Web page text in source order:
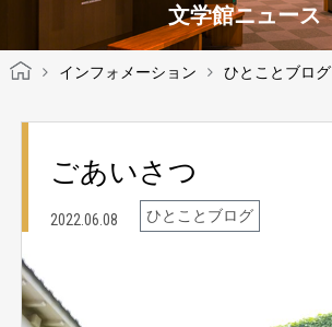
文学館ニュース
インフォメーション ひとことブログ
ごあいさつ
2022.06.08 ひとことブログ